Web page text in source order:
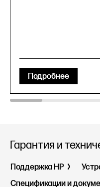
Подробнее
Гарантия и
Поддержка HP
Спецификации и